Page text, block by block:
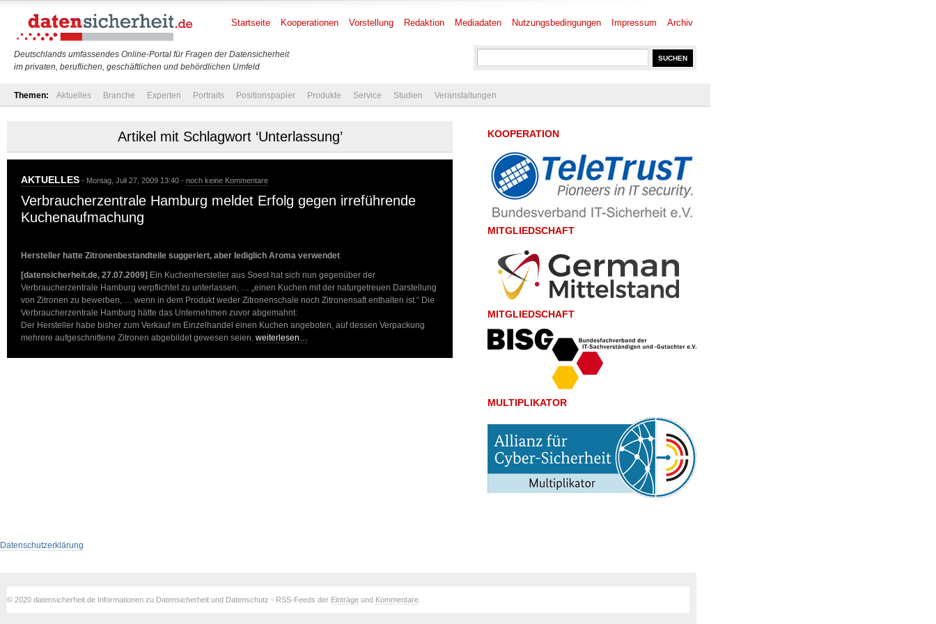
Deutschlands umfassendes Online-Portal für Fragen der Datensicherheit
im privaten, beruflichen, geschäftlichen und behördlichen Umfeld
Startseite Kooperationen Vorstellung Redaktion Mediadaten Nutzungsbedingungen Impressum Archiv
Themen: Aktuelles Branche Experten Portraits Positionspapier Produkte Service Studien Veranstaltungen
Artikel mit Schlagwort ‘Unterlassung’
AKTUELLES - Montag, Juli 27, 2009 13:40 - noch keine Kommentare
Verbraucherzentrale Hamburg meldet Erfolg gegen irreführende
Kuchenaufmachung
Hersteller hatte Zitronenbestandteile suggeriert, aber lediglich Aroma verwendet
[datensicherheit.de, 27.07.2009] Ein Kuchenhersteller aus Soest hat sich nun gegenüber der
Verbraucherzentrale Hamburg verpflichtet zu unterlassen, … „einen Kuchen mit der naturgetreuen Darstellung
von Zitronen zu bewerben, … wenn in dem Produkt weder Zitronenschale noch Zitronensaft enthalten ist.“ Die
Verbraucherzentrale Hamburg hätte das Unternehmen zuvor abgemahnt:
Der Hersteller habe bisher zum Verkauf im Einzelhandel einen Kuchen angeboten, auf dessen Verpackung
mehrere aufgeschnittene Zitronen abgebildet gewesen seien. weiterlesen…
KOOPERATION
MITGLIEDSCHAFT
MITGLIEDSCHAFT
MULTIPLIKATOR
Datenschutzerklärung
© 2020 datensicherheit.de Informationen zu Datensicherheit und Datenschutz - RSS-Feeds der Einträge und Kommentare